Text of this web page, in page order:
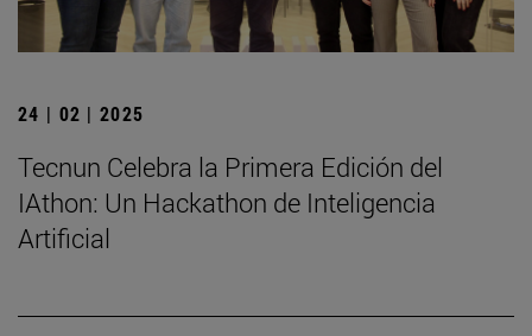
24 | 02 | 2025
Tecnun Celebra la Primera Edición del
IAthon: Un Hackathon de Inteligencia
Artificial